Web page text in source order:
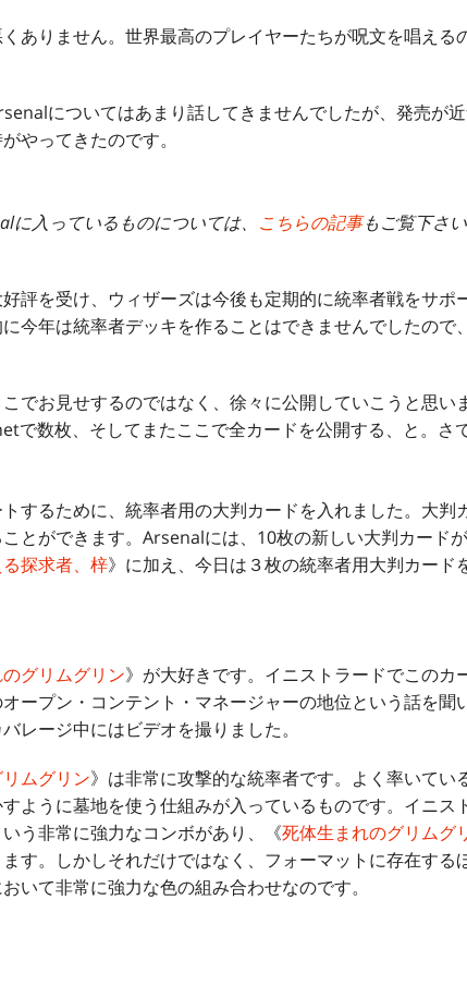
ありません。世界最高のプレイヤーたちが呪文を唱える
についてはあまり話してきませんでしたが、発売が
やってきたのです。
に入っているものについては、 こちらの記事もご覧下さい
評を受け、ウィザーズは今後も定期的に統率者戦をサポ
今年は統率者デッキを作ることはできませんでしたの
でお見せするのではなく、徐々に公開していこうと思い
で数枚、そしてまたここで全カードを公開する、と。さ
するために、統率者用の大判カードを入れました。大判
とができます。Arsenalには、10枚の新しい大判カードが
探求者、梓》に加え、今日は３枚の統率者用大判カード
グリムグリン》が大好きです。イニストラードでこのカ
ープン・コンテント・マネージャーの地位という話を聞
レージ中にはビデオを撮りました。
ムグリン》は非常に攻撃的な統率者です。よく率いて
ように墓地を使う仕組みが入っているものです。イニス
う非常に強力なコンボがあり、《死体生まれのグリムグ
す。しかしそれだけではなく、フォーマットに存在する
いて非常に強力な色の組み合わせなのです。